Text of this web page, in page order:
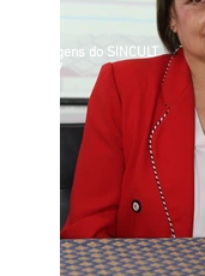
Imagens do SINCULT
2017